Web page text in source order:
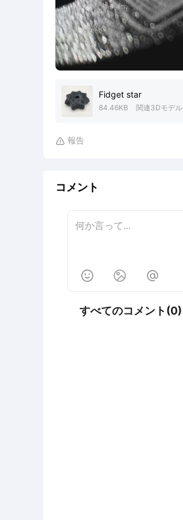
Fidget star
84.46KB 関連3Dモデル
 報告
コメント
  
すべてのコメント(0)